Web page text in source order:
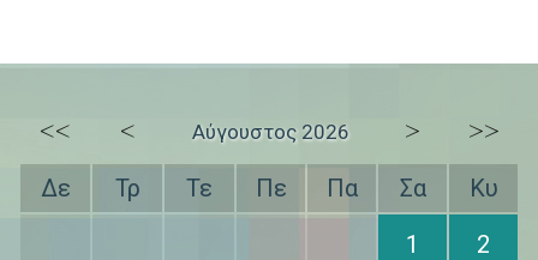
<< < Αύγουστος 2026 > >>
Δε Τρ Τε Πε Πα Σα
Κυ
1
2